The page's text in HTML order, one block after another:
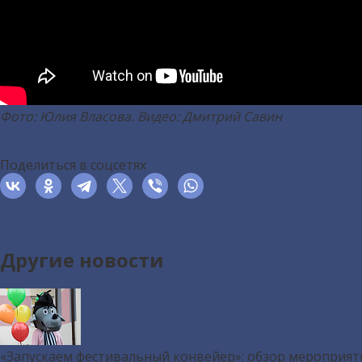
Фото: Юлия Власова. Видео: Дмитрий Савин
Поделиться в соцсетях
Другие новости
«Запускаем фестивальный конвейер»: обзор